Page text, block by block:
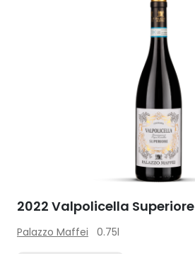
2022 Valpolicella Superiore
Palazzo Maffei 0.75l